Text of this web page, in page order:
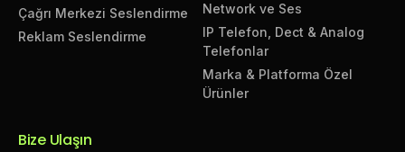
Çağrı Merkezi Seslendirme
Reklam Seslendirme
Network ve Ses
IP Telefon, Dect & Analog
Telefonlar
Marka & Platforma Özel
Ürünler
Bize Ulaşın